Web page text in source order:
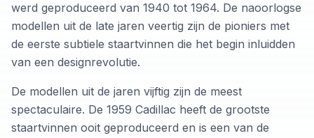
werd geproduceerd van 1940 tot 1964. De naoorlogse
modellen uit de late jaren veertig zijn de pioniers met
de eerste subtiele staartvinnen die het begin inluidden
van een designrevolutie.
De modellen uit de jaren vijftig zijn de meest
spectaculaire. De 1959 Cadillac heeft de grootste
staartvinnen ooit geproduceerd en is een van de